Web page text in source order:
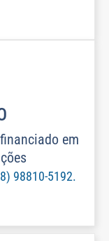
em
98810-5192.